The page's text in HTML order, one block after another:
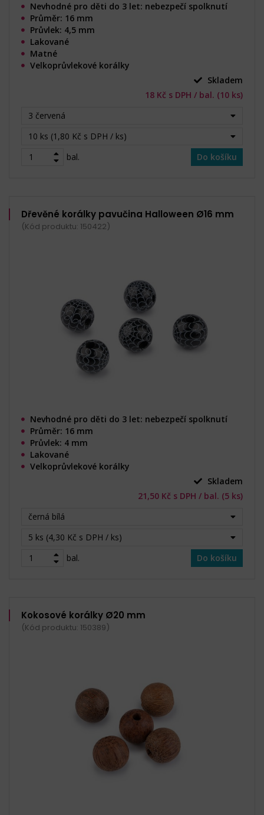
Nevhodné pro děti do 3 let: nebezpečí spolknutí
Průměr: 16 mm
Průvlek: 4,5 mm
Lakované
Matné
Velkoprůvlekové korálky
Skladem
18 Kč s DPH / bal. (10 ks)
3 červená
10 ks (1,80 Kč s DPH / ks)
bal.
Do košíku
Dřevěné korálky pavučina Halloween Ø16 mm
(Kód produktu: 150422)
Nevhodné pro děti do 3 let: nebezpečí spolknutí
Průměr: 16 mm
Průvlek: 4 mm
Lakované
Velkoprůvlekové korálky
Skladem
21,50 Kč s DPH / bal. (5 ks)
černá bílá
5 ks (4,30 Kč s DPH / ks)
bal.
Do košíku
Kokosové korálky Ø20 mm
(Kód produktu: 150389)